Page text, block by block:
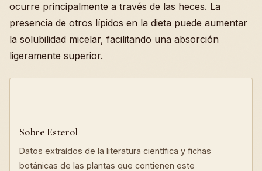
ocurre principalmente a través de las heces. La
presencia de otros lípidos en la dieta puede aumentar
la solubilidad micelar, facilitando una absorción
ligeramente superior.
Sobre Esterol
Datos extraídos de la literatura científica y fichas
botánicas de las plantas que contienen este